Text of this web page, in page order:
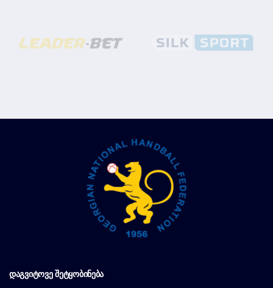
ᲓᲐᲒᲕᲘᲢᲝᲕᲔ ᲨᲔᲢᲧᲝᲑᲘᲜᲔᲑᲐ